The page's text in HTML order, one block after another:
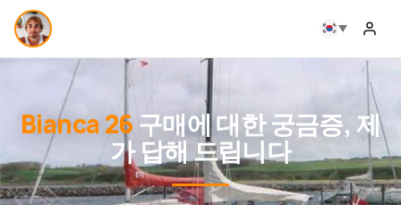
Bianca 26구매에 대한 궁금증, 제
가 답해 드립니다